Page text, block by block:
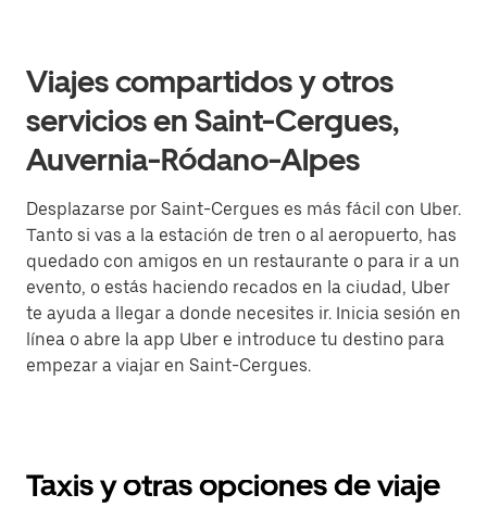
Viajes compartidos y otros
servicios en Saint-Cergues,
Auvernia-Ródano-Alpes
Desplazarse por Saint-Cergues es más fácil con Uber.
Tanto si vas a la estación de tren o al aeropuerto, has
quedado con amigos en un restaurante o para ir a un
evento, o estás haciendo recados en la ciudad, Uber
te ayuda a llegar a donde necesites ir. Inicia sesión en
línea o abre la app Uber e introduce tu destino para
empezar a viajar en Saint-Cergues.
Taxis y otras opciones de viaje